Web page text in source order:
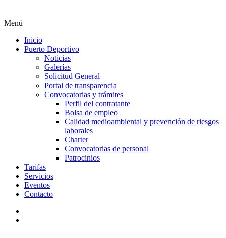
Menú
Inicio
Puerto Deportivo
Noticias
Galerías
Solicitud General
Portal de transparencia
Convocatorias y trámites
Perfil del contratante
Bolsa de empleo
Calidad medioambiental y prevención de riesgos
laborales
Charter
Convocatorias de personal
Patrocinios
Tarifas
Servicios
Eventos
Contacto